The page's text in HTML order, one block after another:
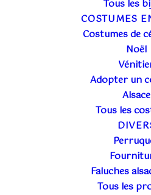
Tous les
COSTUMES
Costumes de
Noël
Adopter un
Alsace
Tous les
Faluches
Tous les
ACTUALITÉ DE L'ATELIER
27 novembre 2012
PIÈCES D’EXCEPTION